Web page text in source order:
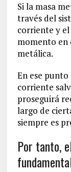
Si la masa
través del
corriente y
momento en
metálica.
En ese
corriente
proseguirá
largo de
siempre es
Por tanto,